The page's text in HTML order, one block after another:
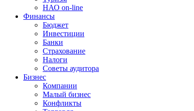
НАО on-line
Финансы
Бюджет
Инвестиции
Банки
Страхование
Налоги
Советы аудитора
Бизнес
Компании
Малый бизнес
Конфликты